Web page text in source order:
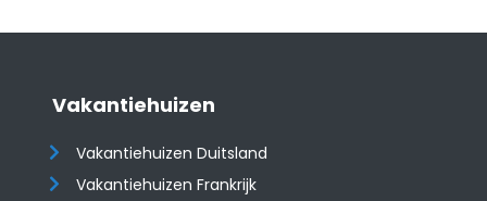
Vakantiehuizen
Vakantiehuizen Duitsland
Vakantiehuizen Frankrijk